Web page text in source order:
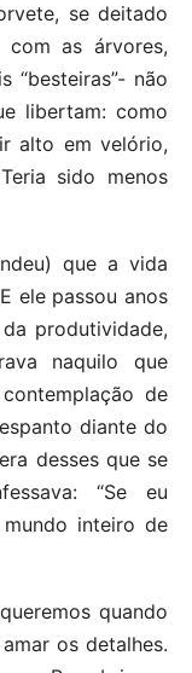
se deitado
com as árvores,
“besteiras”- não
libertam: como
alto em velório,
sido menos
que a vida
ele passou anos
produtividade,
naquilo que
de
diante do
desses que se
“Se eu
mundo inteiro de
quando
os detalhes.